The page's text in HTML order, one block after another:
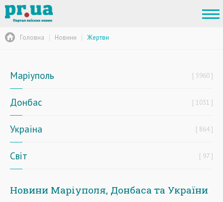
Головна Новини Жертви
Маріуполь 5960
Донбас 1031
Україна 864
Світ 97
Новини Маріуполя, Донбаса та України